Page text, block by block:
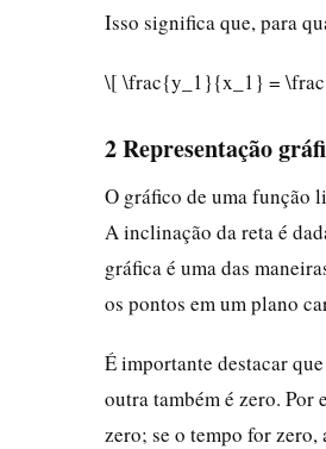
Isso significa que, para
\[ \frac{y_1}{x_1} =
2 Representação
O gráfico de uma função
A inclinação da reta é
gráfica é uma das
os pontos em um plano
É importante destacar
outra também é zero. Por
zero; se o tempo for